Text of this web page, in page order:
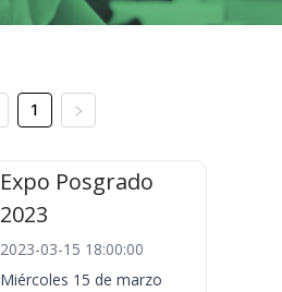
1
Expo Posgrado
2023
2023-03-15 18:00:00
Miércoles 15 de marzo